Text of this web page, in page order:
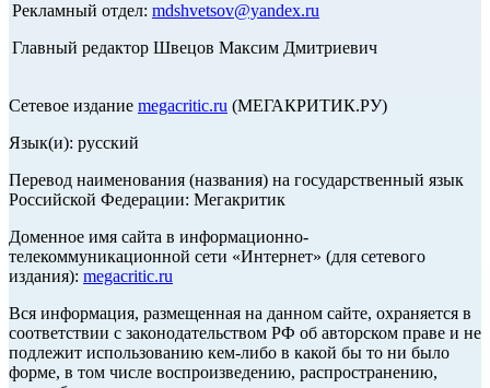
Рекламный отдел: mdshvetsov@yandex.ru
Главный редактор Швецов Максим Дмитриевич
Сетевое издание megacritic.ru (МЕГАКРИТИК.РУ)
Язык(и): русский
Перевод наименования (названия) на государственный язык
Российской Федерации: Мегакритик
Доменное имя сайта в информационно-
телекоммуникационной сети «Интернет» (для сетевого
издания): megacritic.ru
Вся информация, размещенная на данном сайте, охраняется в
соответствии с законодательством РФ об авторском праве и не
подлежит использованию кем-либо в какой бы то ни было
форме, в том числе воспроизведению, распространению,